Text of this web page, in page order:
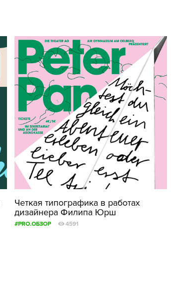
Четкая типографика в работах
дизайнера Филипа Юрш
#PRO.ОБЗОР 4591